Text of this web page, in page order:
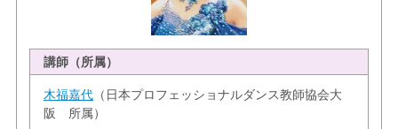
講師（所属）
木福嘉代（日本プロフェッショナルダンス教師協会大
阪 所属）